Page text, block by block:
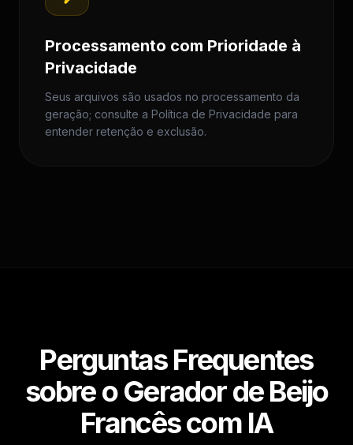
Processamento com Prioridade à
Privacidade
Seus arquivos são usados no processamento da
geração; consulte a Política de Privacidade para
entender retenção e exclusão.
Perguntas Frequentes
sobre o Gerador de Beijo
Francês com IA